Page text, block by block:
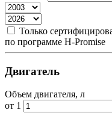
Только
по программе H-Promise
Двигатель
Объем двигателя, л
от 1